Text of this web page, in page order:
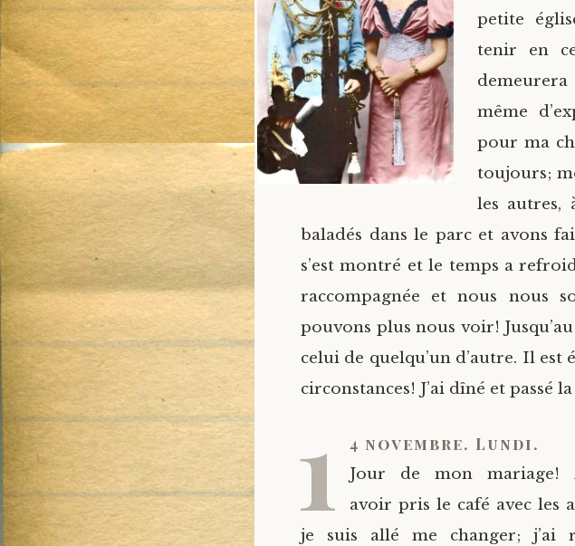
petite
tenir en
même
pour ma
toujours;
les autres,
baladés dans le parc et avons
s’est montré et le temps a
raccompagnée et nous nous
pouvons plus nous voir!
celui de quelqu’un d’autre. Il est
circonstances! J’ai dîné et passé
1 4 novembre. Lundi.
Jour de mon mariage!
avoir pris le café avec les
je suis allé me changer; j’ai